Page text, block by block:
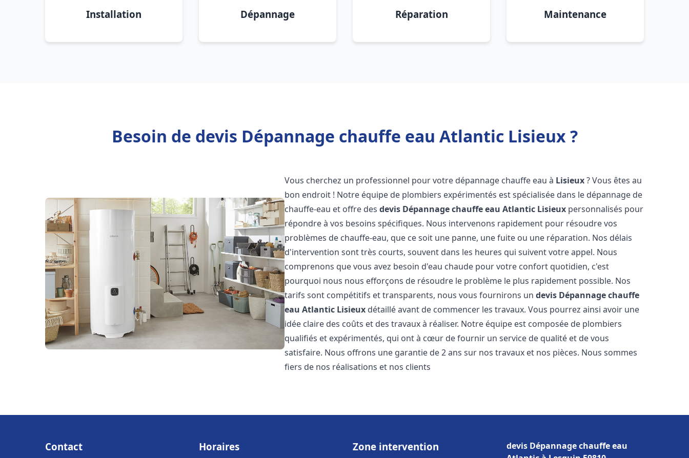
Installation Dépannage Réparation Maintenance
Besoin de devis Dépannage chauffe eau Atlantic Lisieux ?
Vous cherchez un professionnel pour votre dépannage chauffe eau à Lisieux? Vous êtes au
bon endroit ! Notre équipe de plombiers expérimentés est spécialisée dans le dépannage de
chauffe-eau et offre desdevis Dépannage chauffe eau Atlantic Lisieux personnalisés pour
répondre à vos besoins spécifiques. Nous intervenons rapidement pour résoudre vos
problèmes de chauffe-eau, que ce soit une panne, une fuite ou une réparation. Nos délais
d'intervention sont très courts, souvent dans les heures qui suivent votre appel. Nous
comprenons que vous avez besoin d'eau chaude pour votre confort quotidien, c'est
pourquoi nous nous efforçons de résoudre le problème le plus rapidement possible. Nos
tarifs sont compétitifs et transparents, nous vous fournirons undevis Dépannage chauffe
eau Atlantic Lisieux détaillé avant de commencer les travaux. Vous pourrez ainsi avoir une
idée claire des coûts et des travaux à réaliser. Notre équipe est composée de plombiers
qualifiés et expérimentés, qui ont à cœur de fournir un service de qualité et de vous
satisfaire. Nous offrons une garantie de 2 ans sur nos travaux et nos pièces. Nous sommes
fiers de nos réalisations et nos clients
Contact Horaires Zone intervention
devis Dépannage chauffe eau